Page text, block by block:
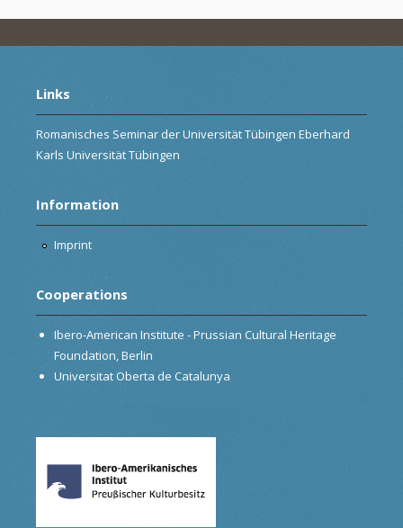
Links
Romanisches Seminar der Universität Tübingen Eberhard
Karls Universität Tübingen
Information
Imprint
Cooperations
Ibero-American Institute - Prussian Cultural Heritage
Foundation, Berlin
Universitat Oberta de Catalunya